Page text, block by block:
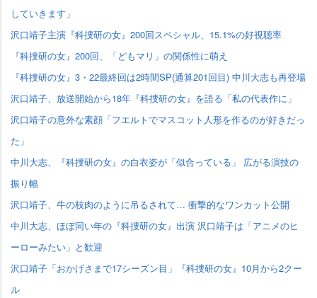
していきます」
沢口靖子主演『科捜研の女』200回スペシャル、15.1%の好視聴率
『科捜研の女』200回、「どもマリ」の関係性に萌え
『科捜研の女』3・22最終回は2時間SP(通算201回目) 中川大志も再登場
沢口靖子、放送開始から18年『科捜研の女』を語る「私の代表作に」
沢口靖子の意外な素顔「フエルトでマスコット人形を作るのが好きだっ
た」
中川大志、『科捜研の女』の白衣姿が「似合っている」 広がる演技の
振り幅
沢口靖子、牛の枝肉のように吊るされて… 衝撃的なワンカット公開
中川大志、ほぼ同い年の『科捜研の女』出演 沢口靖子は「アニメのヒ
ーローみたい」と歓迎
沢口靖子「おかげさまで17シーズン目」『科捜研の女』10月から2クー
ル